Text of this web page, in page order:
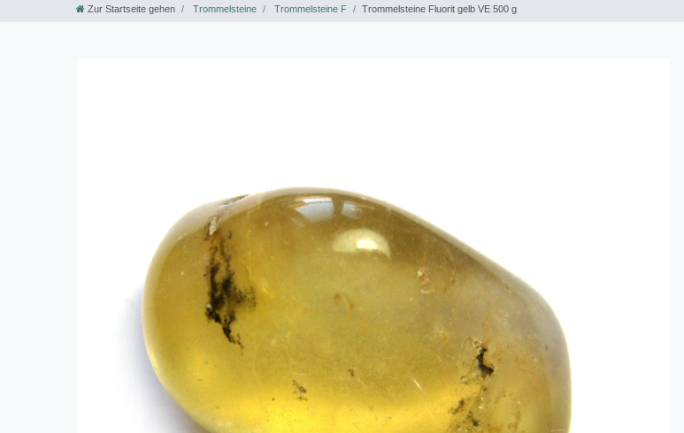
Zur Startseite gehen Trommelsteine Trommelsteine F Trommelsteine Fluorit gelb VE 500 g